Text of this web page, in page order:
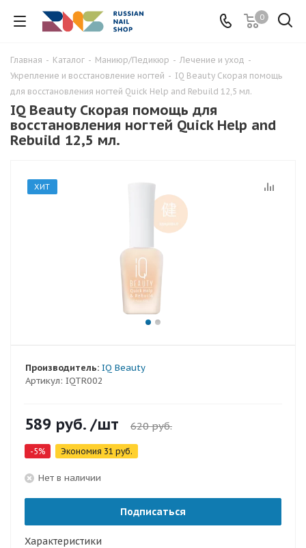
0
Главная - Каталог - Маниюр/Педикюр - Лечение и уход -
Укрепление и восстановление ногтей - IQ Beauty Скорая помощь
для восстановления ногтей Quick Help and Rebuild 12,5 мл.
IQ Beauty Скорая помощь для
восстановления ногтей Quick Help and
Rebuild 12,5 мл.
ХИТ
Артикул: IQTR002
Производитель: IQ Beauty
589 руб. /шт 620руб.
-5% Экономия 31 руб.
Нет в наличии
Подписаться
Характеристики